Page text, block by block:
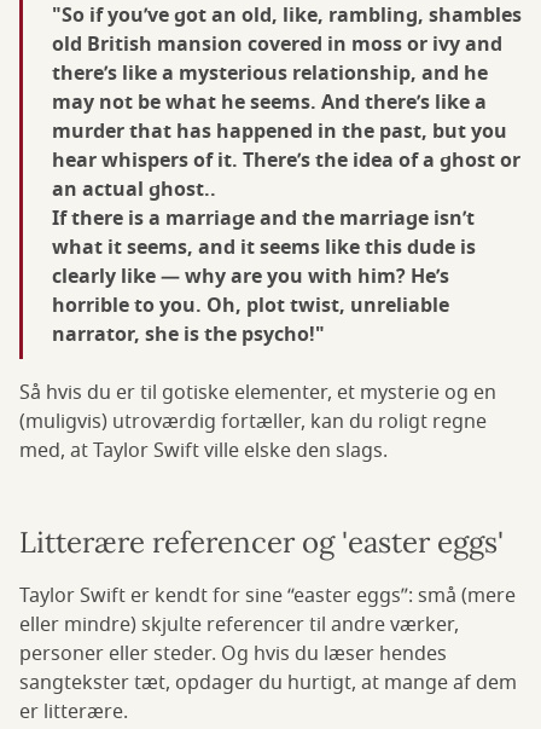
"So if you’ve got an old, like, rambling, shambles
old British mansion covered in moss or ivy and
there’s like a mysterious relationship, and he
may not be what he seems. And there’s like a
murder that has happened in the past, but you
hear whispers of it. There’s the idea of a ghost or
an actual ghost..
If there is a marriage and the marriage isn’t
what it seems, and it seems like this dude is
clearly like — why are you with him? He’s
horrible to you. Oh, plot twist, unreliable
narrator, she is the psycho!"
Så hvis du er til gotiske elementer, et mysterie og en
(muligvis) utroværdig fortæller, kan du roligt regne
med, at Taylor Swift ville elske den slags.
Litterære referencer og 'easter eggs'
Taylor Swift er kendt for sine “easter eggs”: små (mere
eller mindre) skjulte referencer til andre værker,
personer eller steder. Og hvis du læser hendes
sangtekster tæt, opdager du hurtigt, at mange af dem
er litterære.